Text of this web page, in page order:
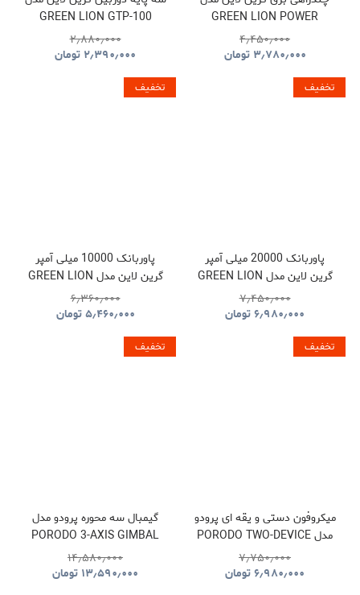
GREEN LION POWER
SOCKET GL-PS8A
GNPS7UPDUKBK
۴٫۴۵۰٫۰۰۰
۳٫۷۸۰٫۰۰۰ تومان
GREEN LION GTP-100
GNTP100TRIBK
۲٫۸۸۰٫۰۰۰
۲٫۳۹۰٫۰۰۰ تومان
تخفیف
پاوربانک 20000 میلی آمپر
گرین لاین مدل GREEN LION
LUZERN GNLEZ20KPBBK
۷٫۴۵۰٫۰۰۰
۶٫۹۸۰٫۰۰۰تومان
تخفیف
پاوربانک 10000 میلی آمپر
گرین لاین مدل GREEN LION
LUZERN GNLEZ10KPBBK
۶٫۳۶۰٫۰۰۰
۵٫۴۶۰٫۰۰۰تومان
تخفیف
میکروفون دستی و یقه ای پرودو
مدل PORODO TWO-DEVICE
CONNECT HANDHELD
LAVALIER MICROPHONE
۷٫۷۵۰٫۰۰۰
۶٫۹۸۰٫۰۰۰تومان
تخفیف
گیمبال سه محوره پرودو مدل
PORODO 3-AXIS GIMBAL
STABILIZER PDLFST127BK
۱۴٫۵۸۰٫۰۰۰
۱۳٫۵۹۰٫۰۰۰ تومان